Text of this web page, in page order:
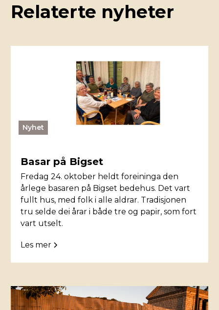
Relaterte nyheter
Nyhet
Basar på Bigset
Fredag 24. oktober heldt foreininga den
årlege basaren på Bigset bedehus. Det vart
fullt hus, med folk i alle aldrar. Tradisjonen
tru selde dei årar i både tre og papir, som fort
vart utselt.
Les mer